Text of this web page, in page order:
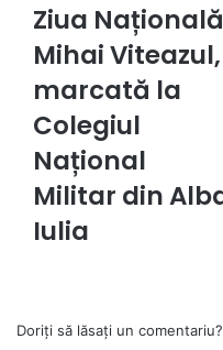
Ziua
Mihai
Viteazul,
marcată
la
Colegiul
Național
Militar
din
Alba
Ziua Națională
Mihai Viteazul,
marcată la
Colegiul
Național
Militar din
Iulia
Doriți să lăsați un comentariu?